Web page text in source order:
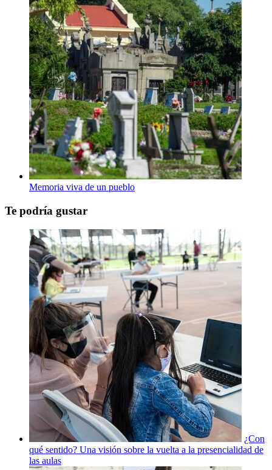
Memoria viva de un pueblo
Te podría gustar
¿Con
qué sentido? Una visión sobre la vuelta a la presencialidad de
las aulas